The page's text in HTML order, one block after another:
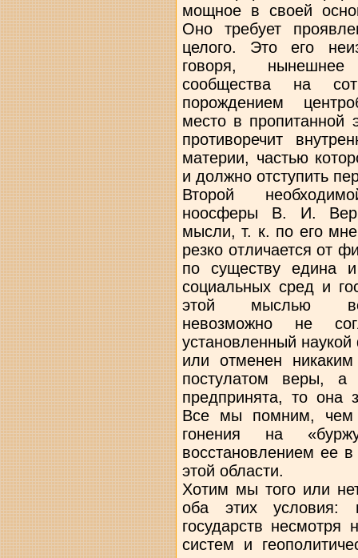
мощное в своей
Оно требует
целого. Это его
говоря, нынешнее
сообщества на
порождением
место в пропитанной
противоречит
материи, частью
и должно отступить
Второй
ноосферы В. И.
мысли, т. к. по его
резко отличается от
по существу едина
социальных сред и
этой мыслью
невозможно не
установленный
или отменен
постулатом веры,
предпринята, то она
Все мы помним, чем
гонения на
восстановлением ее
этой области.
Хотим мы того или
оба этих условия:
государств несмотря
систем и